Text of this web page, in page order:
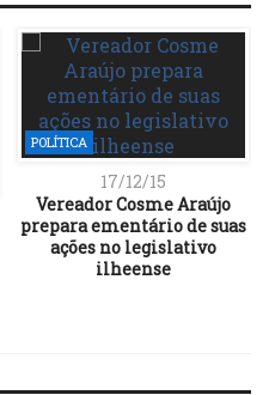
POLÍTICA
17/12/15
Vereador Cosme Araújo
prepara ementário de suas
ações no legislativo
ilheense